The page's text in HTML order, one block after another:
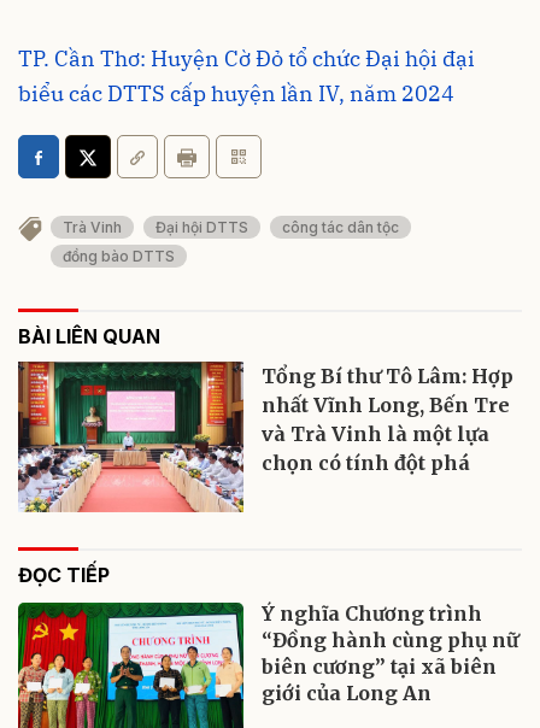
TP. Cần Thơ: Huyện Cờ Đỏ tổ chức Đại hội đại
biểu các DTTS cấp huyện lần IV, năm 2024
Trà Vinh Đại hội DTTS
công tác dân tộc
đồng bào DTTS
BÀI LIÊN QUAN
Tổng Bí thư Tô Lâm: Hợp
nhất Vĩnh Long, Bến Tre
và Trà Vinh là một lựa
chọn có tính đột phá
ĐỌC TIẾP
Ý nghĩa Chương trình
“Đồng hành cùng phụ nữ
biên cương” tại xã biên
giới của Long An